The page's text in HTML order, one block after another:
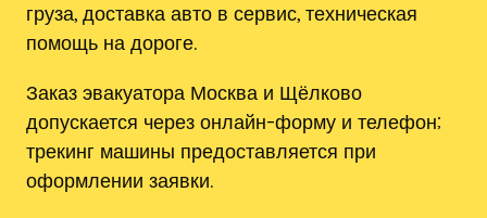
груза, доставка авто в сервис, техническая
помощь на дороге.
Заказ эвакуатора Москва и Щёлково
допускается через онлайн-форму и телефон;
трекинг машины предоставляется при
оформлении заявки.